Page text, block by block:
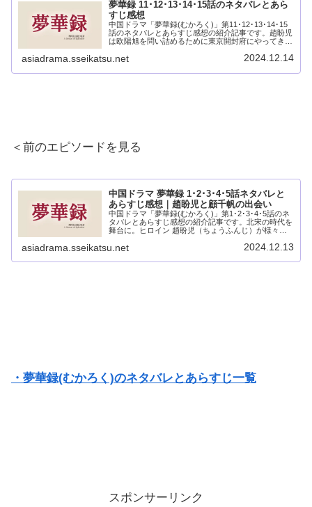
夢華録 11･12･13･14･15話のネタバレとあら
すじ感想
中国ドラマ「夢華録(むかろく)」第11･12･13･14･15
話のネタバレとあらすじ感想の紹介記事です。趙盼児
は欧陽旭を問い詰めるために東京開封府にやってきま
鷂の娘・との結婚が決まっていました...
asiadrama.sseikatsu.net 2024.12.14
＜前のエピソードを見る
中国ドラマ 夢華録 1･2･3･4･5話ネタバレと
あらすじ感想｜趙盼児と顧千帆の出会い
中国ドラマ「夢華録(むかろく)」第1･2･3･4･5話のネ
タバレとあらすじ感想の紹介記事です。北宋の時代を
舞台に。ヒロイン 趙盼児（ちょうふんじ）が様々な
指す時代劇。茶房を営む趙盼児の前に現れ...
asiadrama.sseikatsu.net 2024.12.13
・夢華録(むかろく)のネタバレとあらすじ一覧
スポンサーリンク